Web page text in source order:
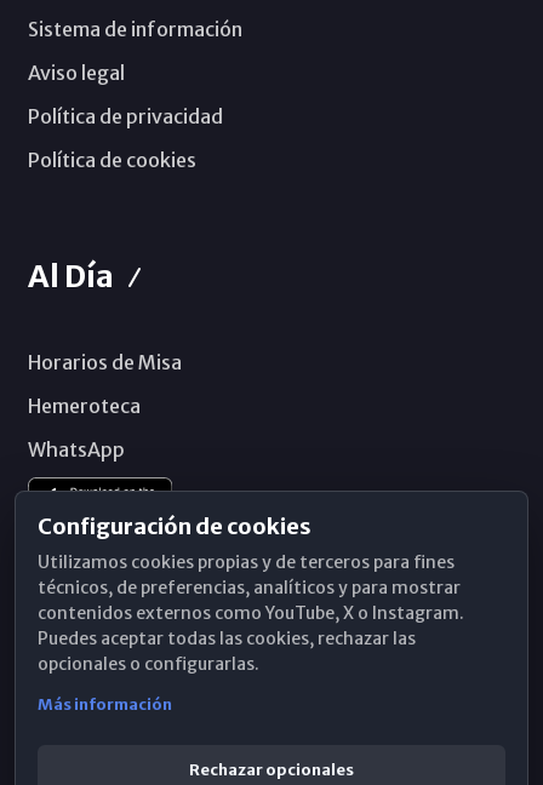
Sistema de información
Aviso legal
Política de privacidad
Política de cookies
Al Día
Horarios de Misa
Hemeroteca
WhatsApp
Configuración de cookies
Utilizamos cookies propias y de terceros para fines
técnicos, de preferencias, analíticos y para mostrar
contenidos externos como YouTube, X o Instagram.
Puedes aceptar todas las cookies, rechazar las
opcionales o configurarlas.
Más información
Rechazar opcionales